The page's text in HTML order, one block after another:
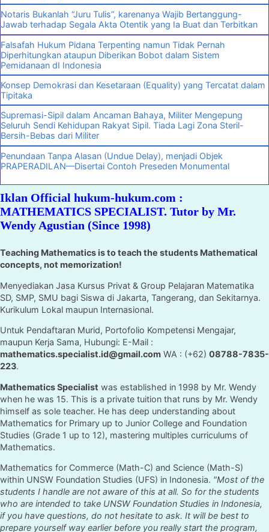
Notaris Bukanlah “Juru Tulis”, karenanya Wajib Bertanggung-
Jawab terhadap Segala Akta Otentik yang Ia Buat dan Terbitkan
Falsafah Hukum Pidana Terpenting namun Tidak Pernah
Diperhitungkan ataupun Diberikan Bobot dalam Sistem
Pemidanaan dI Indonesia
Konsep Demokrasi dan Kesetaraan (Equality) yang Tercatat dalam
Tipitaka
Supremasi-Sipil dalam Ancaman Bahaya, Militer Mengepung
Seluruh Sendi Kehidupan Rakyat Sipil. Tiada Lagi Zona Steril-
Bersih-Bebas dari Militer
Penundaan Tanpa Alasan (Undue Delay), menjadi Objek
PRAPERADILAN—Disertai Contoh Preseden Monumental
Iklan Official hukum-hukum.com :
MATHEMATICS SPECIALIST. Tutor by Mr.
Wendy Agustian (Since 1998)
Teaching Mathematics is to teach the students Mathematical
concepts, not memorization!
Menyediakan Jasa Kursus Privat & Group Pelajaran Matematika
SD, SMP, SMU bagi Siswa di Jakarta, Tangerang, dan Sekitarnya.
Kurikulum Lokal maupun Internasional.
Untuk Pendaftaran Murid, Portofolio Kompetensi Mengajar,
maupun Kerja Sama, Hubungi: E-Mail :
mathematics.specialist.id@gmail.com WA : (+62) 08788-7835-
223.
Mathematics Specialist was established in 1998 by Mr. Wendy
when he was 15. This is a private tuition that runs by Mr. Wendy
himself as sole teacher. He has deep understanding about
Mathematics for Primary up to Junior College and Foundation
Studies (Grade 1 up to 12), mastering multiples curriculums of
Mathematics.
Mathematics for Commerce (Math-C) and Science (Math-S)
within UNSW Foundation Studies (UFS) in Indonesia. "Most of the
students I handle are not aware of this at all. So for the students
who are intended to take UNSW Foundation Studies in Indonesia,
if you have questions, do not hesitate to ask. It will be best to
prepare yourself way earlier before you really start the program,